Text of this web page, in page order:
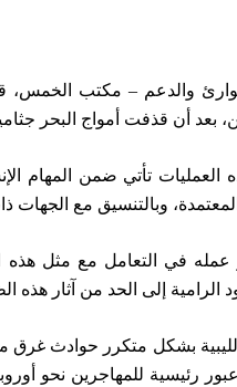
بعد أن قذفت أمواج البحر
تأتي ضمن المهام
وبالتنسيق مع الجهات
عمله في التعامل مع مثل هذه
الرامية إلى الحد من آثار هذه
بشكل متكرر حوادث غرق
رئيسية للمهاجرين نحو